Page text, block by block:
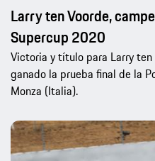
Larry ten Voorde,
Supercup 2020
Victoria y título para Larry ten
ganado la prueba final de la
Monza (Italia).